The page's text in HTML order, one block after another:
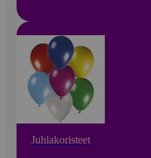
Juhlakoristeet